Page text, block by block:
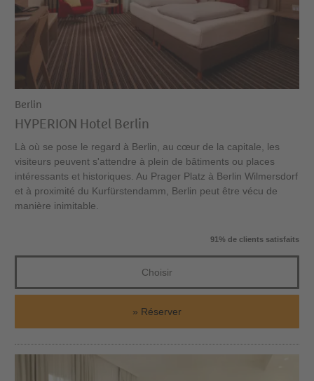
Berlin
HYPERION Hotel Berlin
Là où se pose le regard à Berlin, au cœur de la capitale, les
visiteurs peuvent s'attendre à plein de bâtiments ou places
intéressants et historiques. Au Prager Platz à Berlin Wilmersdorf
et à proximité du Kurfürstendamm, Berlin peut être vécu de
manière inimitable.
91% de clients satisfaits
Choisir
Réserver